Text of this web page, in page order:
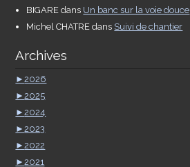
BIGARE dans Un banc sur la voie douce
Michel CHATRE dans Suivi de chantier
Archives
►2026
►2025
►2024
►2023
►2022
►2021